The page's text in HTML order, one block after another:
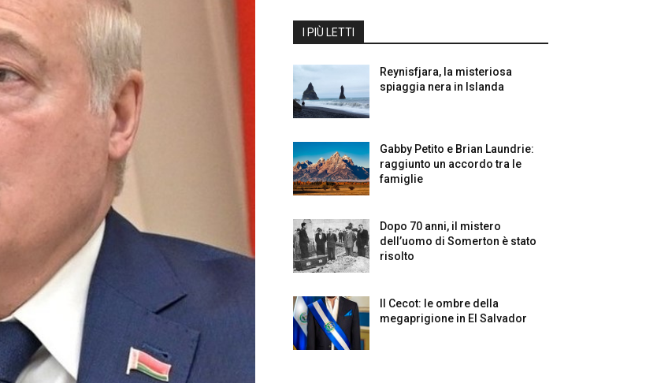
I PIÙ LETTI
Reynisfjara, la misteriosa
spiaggia nera in Islanda
Gabby Petito e Brian Laundrie:
raggiunto un accordo tra le
famiglie
Dopo 70 anni, il mistero
dell’uomo di Somerton è stato
risolto
Il Cecot: le ombre della
megaprigione in El Salvador